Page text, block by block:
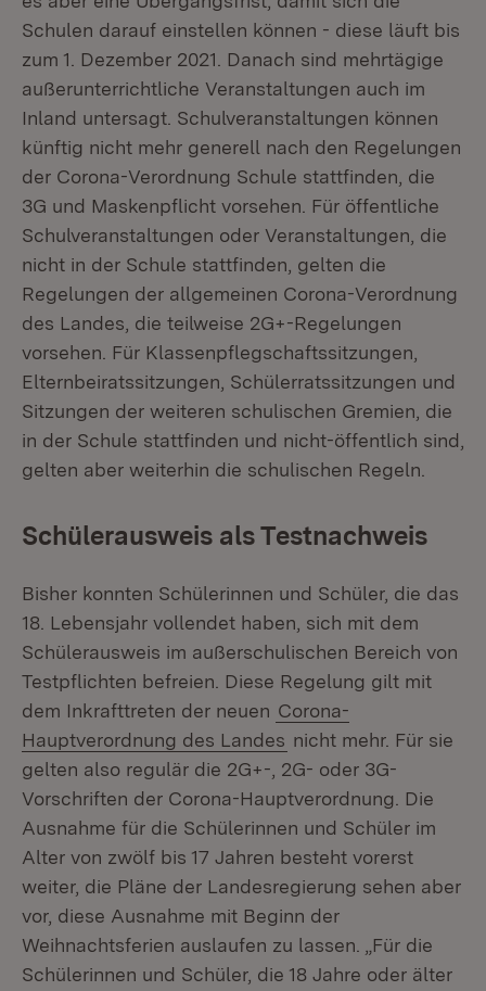
Schulen darauf einstellen können - diese läuft bis
zum 1. Dezember 2021. Danach sind mehrtägige
außerunterrichtliche Veranstaltungen auch im
Inland untersagt. Schulveranstaltungen können
künftig nicht mehr generell nach den Regelungen
der Corona-Verordnung Schule stattfinden, die
3G und Maskenpflicht vorsehen. Für öffentliche
Schulveranstaltungen oder Veranstaltungen, die
nicht in der Schule stattfinden, gelten die
Regelungen der allgemeinen Corona-Verordnung
des Landes, die teilweise 2G+-Regelungen
vorsehen. Für Klassenpflegschaftssitzungen,
Elternbeiratssitzungen, Schülerratssitzungen und
Sitzungen der weiteren schulischen Gremien, die
in der Schule stattfinden und nicht-öffentlich sind,
gelten aber weiterhin die schulischen Regeln.
Schülerausweis als Testnachweis
Bisher konnten Schülerinnen und Schüler, die das
18. Lebensjahr vollendet haben, sich mit dem
Schülerausweis im außerschulischen Bereich von
Testpflichten befreien. Diese Regelung gilt mit
dem Inkrafttreten der neuen Corona-
Hauptverordnung des Landes nicht mehr. Für sie
gelten also regulär die 2G+-, 2G- oder 3G-
Vorschriften der Corona-Hauptverordnung. Die
Ausnahme für die Schülerinnen und Schüler im
Alter von zwölf bis 17 Jahren besteht vorerst
weiter, die Pläne der Landesregierung sehen aber
vor, diese Ausnahme mit Beginn der
Weihnachtsferien auslaufen zu lassen. „Für die
Schülerinnen und Schüler, die 18 Jahre oder älter